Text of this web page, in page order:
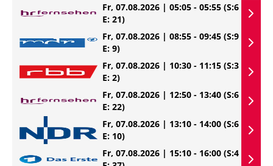
Fr, 07.08.2026 | 05:05 - 05:55 (S:6
E: 21)
Fr, 07.08.2026 | 08:55 - 09:45 (S:9
E: 9)
Fr, 07.08.2026 | 10:30 - 11:15 (S:3
E: 2)
Fr, 07.08.2026 | 12:50 - 13:40 (S:6
E: 22)
Fr, 07.08.2026 | 13:10 - 14:00 (S:6
E: 10)
Fr, 07.08.2026 | 15:10 - 16:00 (S:4